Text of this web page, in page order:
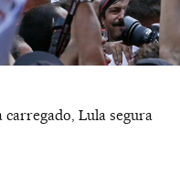
Lula segura